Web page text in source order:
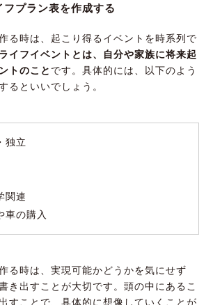
プラン表を作成する
る時は、起こり得るイベントを時系列で
ライフイベントとは、自分や家族に将来起
トのこと です。具体的には、以下のよう
るといいでしょう。
独立
関連
車の購入
る時は、実現可能かどうかを気にせず
き出すことが大切です。頭の中にあるこ
すことで、具体的に想像していくことが